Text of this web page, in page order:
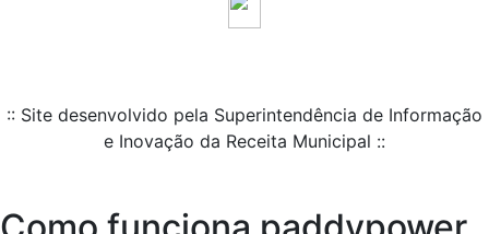
:: Site desenvolvido pela Superintendência de Informação
e Inovação da Receita Municipal ::